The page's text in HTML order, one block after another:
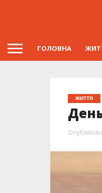
ГОЛОВНА
ЖИТТЯ